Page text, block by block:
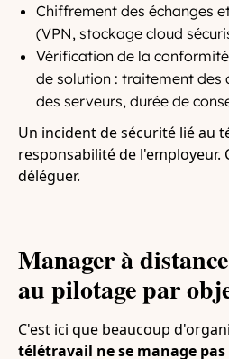
Chiffrement des échanges
(VPN, stockage cloud
Vérification de la
de solution : traitement des
des serveurs, durée de
Un incident de sécurité lié au
responsabilité de l'employeur.
déléguer.
Manager à
au pilotage par
C'est ici que beaucoup
télétravail ne se manage